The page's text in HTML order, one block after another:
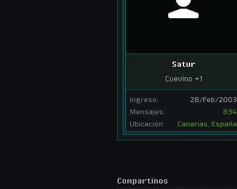
Satur
Cuevino +1
Ingreso:
28/Feb/2003
Mensajes:
834
Ubicación:
Canarias, España
Compartinos